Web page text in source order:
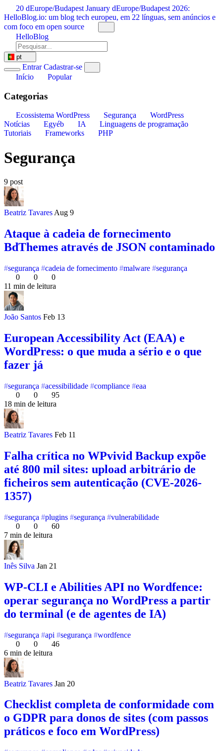
Saltar
para
o
conteúdo
20 dEurope/Budapest January dEurope/Budapest 2026:
HelloBlog.io: um blog tech europeu, em 22 línguas, sem anúncios e
com foco em open source
HelloBlog
pt
EntrarCadastrar-se
Início
Popular
Categorias
Ecossistema WordPress Segurança
WordPress
Notícias
Egyéb IA
Linguagens de programação
Tutoriais
Frameworks PHP
Segurança
9 post
Beatriz Tavares Aug 9
Ataque à cadeia de fornecimento
BdThemes através de JSON contaminado
segurança cadeia de fornecimento malware
segurança
0
0
0
11 min de leitura
João Santos Feb 13
European Accessibility Act (EAA) e
WordPress: o que muda a sério e o que
fazer já
segurança acessibilidade compliance
eaa
0
0
95
18 min de leitura
Beatriz Tavares Feb 11
Falha crítica no WPvivid Backup expõe
até 800 mil sites: upload arbitrário de
ficheiros sem autenticação (CVE-2026-
1357)
segurança plugins segurança
vulnerabilidade
0
0
60
7 min de leitura
Inês Silva Jan 21
WP-CLI e Abilities API no Wordfence:
operar segurança no WordPress a partir
do terminal (e de agentes de IA)
segurança api segurança
wordfence
0
0
46
6 min de leitura
Beatriz Tavares Jan 20
Checklist completa de conformidade com
o GDPR para donos de sites (com passos
práticos e foco em WordPress)